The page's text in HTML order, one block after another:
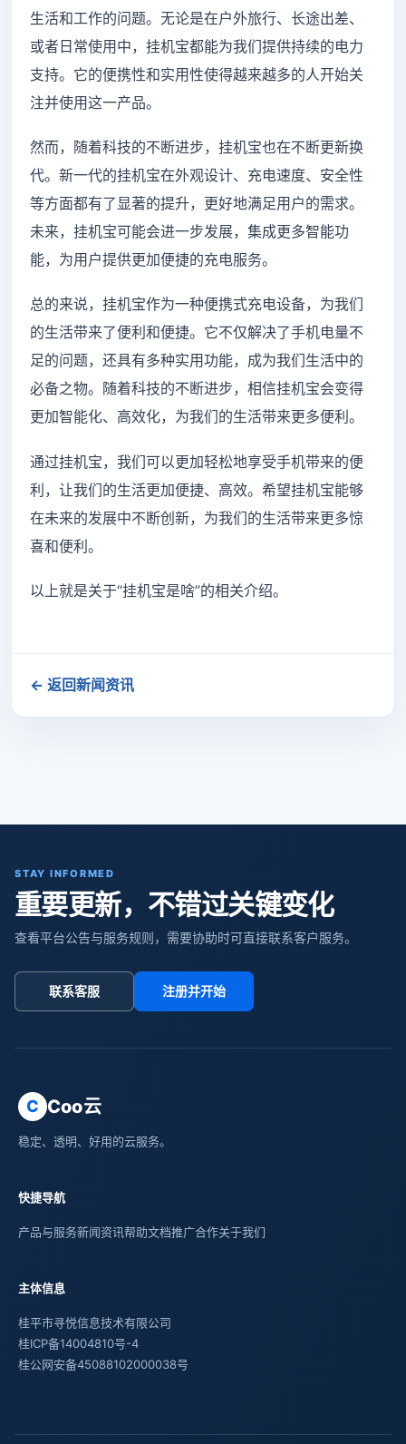
生活和工作的问题。无论是在户外旅行、长途出差、
或者日常使用中，挂机宝都能为我们提供持续的电力
支持。它的便携性和实用性使得越来越多的人开始关
注并使用这一产品。
然而，随着科技的不断进步，挂机宝也在不断更新换
代。新一代的挂机宝在外观设计、充电速度、安全性
等方面都有了显著的提升，更好地满足用户的需求。
未来，挂机宝可能会进一步发展，集成更多智能功
能，为用户提供更加便捷的充电服务。
总的来说，挂机宝作为一种便携式充电设备，为我们
的生活带来了便利和便捷。它不仅解决了手机电量不
足的问题，还具有多种实用功能，成为我们生活中的
必备之物。随着科技的不断进步，相信挂机宝会变得
更加智能化、高效化，为我们的生活带来更多便利。
通过挂机宝，我们可以更加轻松地享受手机带来的便
利，让我们的生活更加便捷、高效。希望挂机宝能够
在未来的发展中不断创新，为我们的生活带来更多惊
喜和便利。
以上就是关于“挂机宝是啥”的相关介绍。
← 返回新闻资讯
STAY INFORMED
重要更新，不错过关键变化
查看平台公告与服务规则，需要协助时可直接联系客户服务。
联系客服 注册并开始
C Coo云
稳定、透明、好用的云服务。
快捷导航
产品与服务新闻资讯帮助文档推广合作关于我们
主体信息
桂平市寻悦信息技术有限公司
桂ICP备14004810号-4
桂公网安备45088102000038号